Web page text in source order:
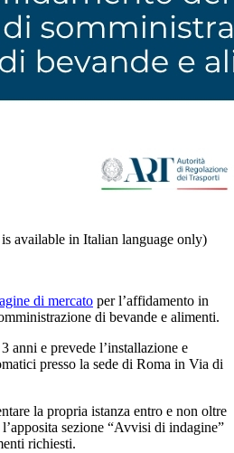
available in Italian language only)
di mercato per l’affidamento in
di bevande e alimenti.
anni e prevede l’installazione e
presso la sede di Roma in Via di
la propria istanza entro e non oltre
sezione “Avvisi di indagine”
richiesti.